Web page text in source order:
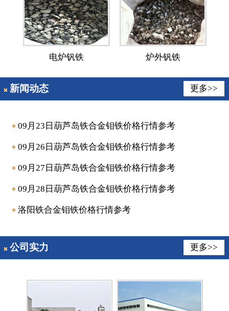
电炉钒铁 炉外钒铁
新闻动态 更多>>
09月23日葫芦岛铁合金钼铁价格行情参考
09月26日葫芦岛铁合金钼铁价格行情参考
09月27日葫芦岛铁合金钼铁价格行情参考
09月28日葫芦岛铁合金钼铁价格行情参考
洛阳铁合金钼铁价格行情参考
公司实力 更多>>